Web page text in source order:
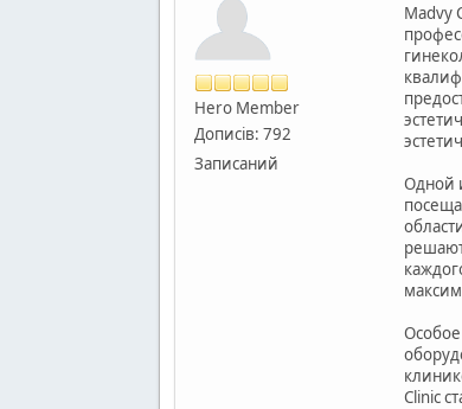
Hero Member
Дописів: 792
Записаний
Madvy
Одной
Clinic